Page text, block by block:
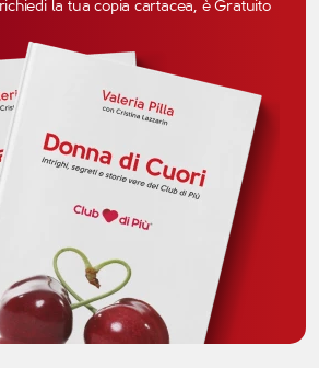
la tua copia cartacea, è Gratuito